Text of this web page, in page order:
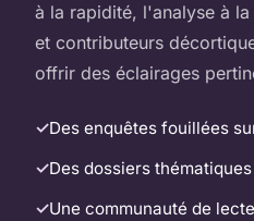
à la rapidité, l'analyse à
et contributeurs
offrir des éclairages
Des enquêtes fouillées
Des dossiers
Une communauté de